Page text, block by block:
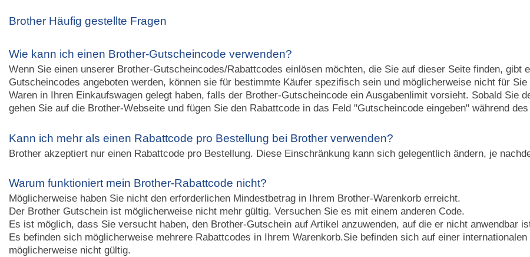
Brother Häufig gestellte Fragen
Wie kann ich einen Brother-Gutscheincode verwenden?
Wenn Sie einen unserer Brother-Gutscheincodes/Rabattcodes einlösen möchten, die Sie auf dieser Seite finden, gibt
Gutscheincodes angeboten werden, können sie für bestimmte Käufer spezifisch sein und möglicherweise nicht für
Waren in Ihren Einkaufswagen gelegt haben, falls der Brother-Gutscheincode ein Ausgabenlimit vorsieht. Sobald Sie
gehen Sie auf die Brother-Webseite und fügen Sie den Rabattcode in das Feld "Gutscheincode eingeben" während
Kann ich mehr als einen Rabattcode pro Bestellung bei Brother verwenden?
Brother akzeptiert nur einen Rabattcode pro Bestellung. Diese Einschränkung kann sich gelegentlich ändern, je
Warum funktioniert mein Brother-Rabattcode nicht?
Möglicherweise haben Sie nicht den erforderlichen Mindestbetrag in Ihrem Brother-Warenkorb erreicht.
Der Brother Gutschein ist möglicherweise nicht mehr gültig. Versuchen Sie es mit einem anderen Code.
Es ist möglich, dass Sie versucht haben, den Brother-Gutschein auf Artikel anzuwenden, auf die er nicht anwendbar
Es befinden sich möglicherweise mehrere Rabattcodes in Ihrem Warenkorb.Sie befinden sich auf einer
möglicherweise nicht gültig.